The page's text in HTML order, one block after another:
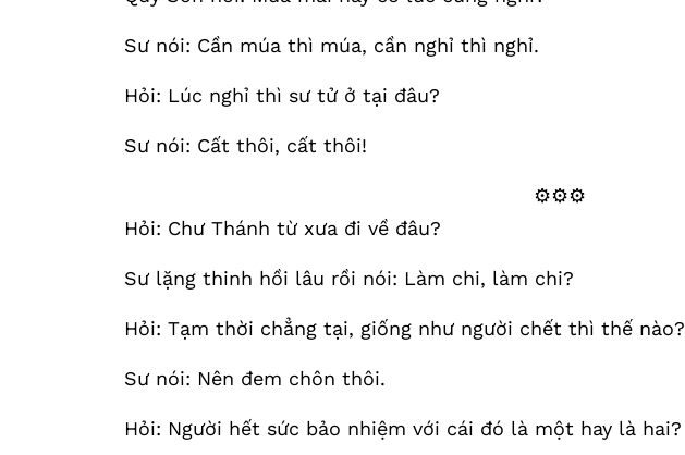
Sư nói: Cần múa thì múa, cần nghỉ thì nghỉ.
Hỏi: Lúc nghỉ thì sư tử ở tại đâu?
Sư nói: Cất thôi, cất thôi!
⚙️⚙️⚙️
Hỏi: Chư Thánh từ xưa đi về đâu?
Sư lặng thinh hồi lâu rồi nói: Làm chi, làm chi?
Hỏi: Tạm thời chẳng tại, giống như người chết thì thế nào?
Sư nói: Nên đem chôn thôi.
Hỏi: Người hết sức bảo nhiệm với cái đó là một hay là hai?